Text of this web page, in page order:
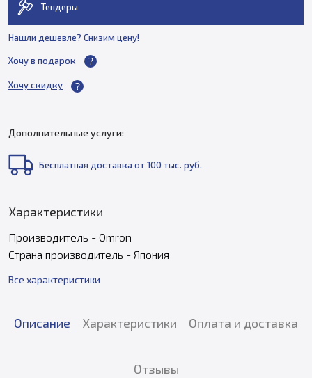
Тендеры
Нашли дешевле? Снизим цену!
Хочу в подарок
Хочу скидку
Дополнительные услуги:
Бесплатная доставка от 100 тыс. руб.
Характеристики
Производитель - Omron
Страна производитель - Япония
Все характеристики
Описание Характеристики Оплата и доставка
Отзывы